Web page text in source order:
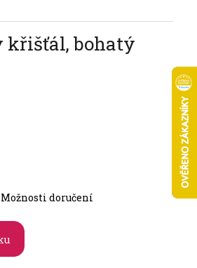
křišťál, bohatý
Možnosti doručení